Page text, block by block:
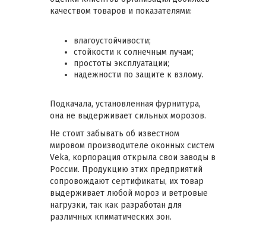
качеством товаров и показателями:
влагоустойчивости;
стойкости к солнечным лучам;
простоты эксплуатации;
надежности по защите к взлому.
Подкачала, установленная фурнитура,
она не выдерживает сильных морозов.
Не стоит забывать об известном
мировом производителе оконных систем
Veka, корпорация открыла свои заводы в
России. Продукцию этих предприятий
сопровождают сертификаты, их товар
выдерживает любой мороз и ветровые
нагрузки, так как разработан для
различных климатических зон.